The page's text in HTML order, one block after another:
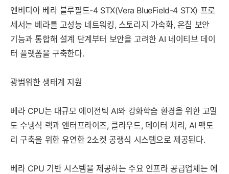
엔비디아 베라 블루필드-4 STX(Vera BlueField-4 STX) 프로
세서는 베라를 고성능 네트워킹, 스토리지 가속화, 온칩 보안
기능과 통합해 설계 단계부터 보안을 고려한 AI 네이티브 데이
터 플랫폼을 구축한다.
광범위한 생태계 지원
베라 CPU는 대규모 에이전틱 AI와 강화학습 환경을 위한 고밀
도 수냉식 랙과 엔터프라이즈, 클라우드, 데이터 처리, AI 팩토
리 구축을 위한 유연한 2소켓 공랭식 시스템으로 제공된다.
베라 CPU 기반 시스템을 제공하는 주요 인프라 공급업체는 에